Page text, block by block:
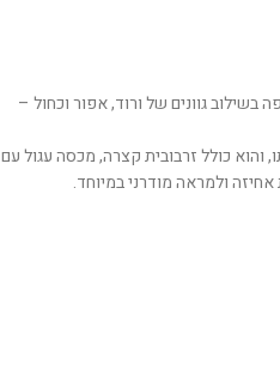
בשילוב גוונים של ורוד, אפור וכחול –
כולל זרבובית קצרה, מכסה עגול עם
ולמראה מודרני במיוחד.